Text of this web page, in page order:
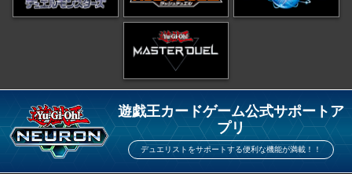
遊戯王カードゲーム公式サポートア
プリ
デュエリストをサポートする便利な機能が満載！！